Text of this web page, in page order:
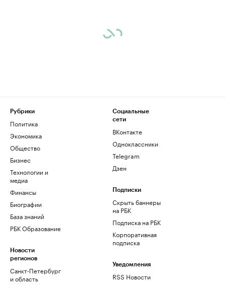
Рубрики
Политика
Экономика
Общество
Бизнес
Технологии и
медиа
Финансы
Биографии
База знаний
РБК Образование
Новости
регионов
Санкт-Петербург
и область
Социальные
сети
ВКонтакте
Одноклассники
Telegram
Дзен
Подписки
Скрыть баннеры
на РБК
Подписка на РБК
Корпоративная
подписка
Уведомления
RSS Новости